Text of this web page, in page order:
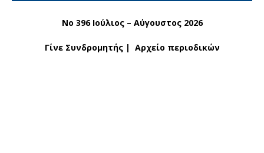
No 396 Ιούλιος – Αύγουστος 2026
Γίνε Συνδρομητής| Αρχείο περιοδικών